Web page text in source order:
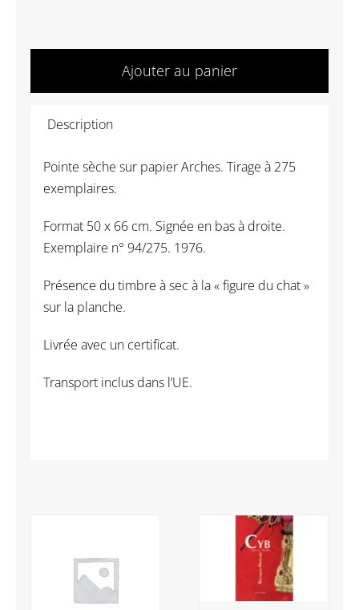
de
Secret
Ajouter au panier
Description
Pointe sèche sur papier Arches. Tirage à 275
exemplaires.
Format 50 x 66 cm. Signée en bas à droite.
Exemplaire n° 94/275. 1976.
Présence du timbre à sec à la « figure du chat »
sur la planche.
Livrée avec un certificat.
Transport inclus dans l’UE.